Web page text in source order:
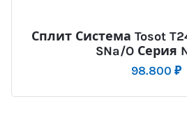
Сплит Система Tosot
SNa/O Серия
98.800 ₽